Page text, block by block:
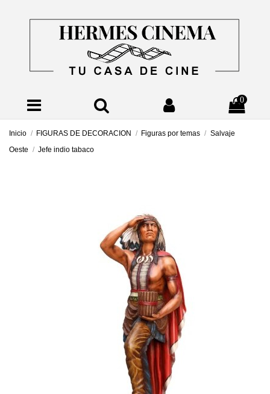
0
Inicio FIGURAS DE DECORACION Figuras por temas
Salvaje
Oeste
Jefe indio tabaco